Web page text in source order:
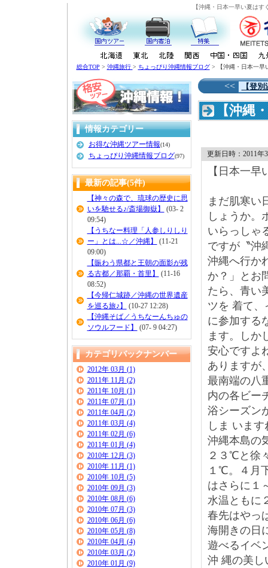
【沖縄・日本一早い夏は
総合TOP > 沖縄旅行 > ちょっぴり沖縄情報ブログ> 【沖縄・日本一早
情報カテゴリー
お得な沖縄ツアー情報(14)
ちょっぴり沖縄情報ブログ(97)
最新の記事(5件)
【神々の森で、琉球の歴史に思
いを馳せる♪/斎場御嶽】
(03- 2
09:54)
【うちなー料理「人参しりしり
ー」とは...☆／沖縄】
(11-21
09:00)
【賑わう県都と王朝の面影が残
る古都／那覇・首里】
(11-16
08:52)
【今帰仁城跡／沖縄の世界遺産
を巡る旅♪】
(10-27 12:28)
【沖縄そば／うちなーんちゅの
ソウルフード】
(07- 9 04:27)
カテゴリバックナンバー
2012年 03月 (1)
2011年 11月 (2)
2011年 10月 (1)
2011年 07月 (1)
2011年 04月 (2)
2011年 03月 (4)
2011年 02月 (6)
2011年 01月 (4)
2010年 12月 (3)
2010年 11月 (1)
2010年 10月 (5)
2010年 09月 (3)
2010年 08月 (6)
2010年 07月 (3)
2010年 06月 (6)
2010年 05月 (8)
2010年 04月 (4)
2010年 03月 (2)
2010年 01月 (9)
<< 【登
【沖縄
更新日時：2011年
【日本一
まだ肌寒い
しょうか。
いらっしゃ
ですが〝沖
沖縄へ行か
か？」とお
たら、青い
ツを 着て
に参加する
ます。しか
安心ですよ
ありますが
最南端の八
内の各ビー
浴シーズン
しま います
沖縄本島の
２３℃と徐
１℃。４月
はさらに１
水温ともに
春先はやっ
海開きの日
遊べるイベ
沖 縄の美し